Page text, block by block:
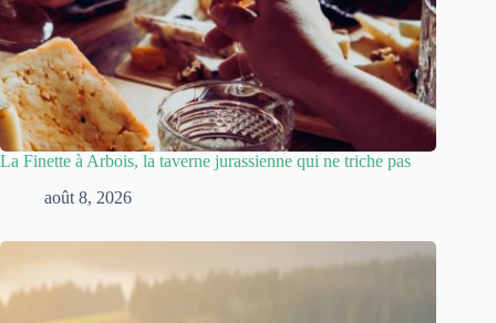
La Finette à Arbois, la taverne jurassienne qui ne triche pas
août 8, 2026